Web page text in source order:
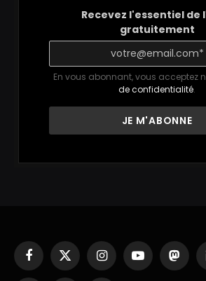
Recevez l'essentiel de
gratuitement
En vous abonnant, vous acceptez
de confidentialité.
Facebook
X
(Twitter)
InstagramYouTube